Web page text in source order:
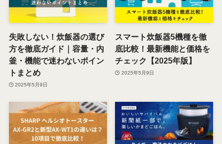
失敗しない！炊飯器の選び
方を徹底ガイド｜容量・内
釜・機能で迷わないポイン
トまとめ
2025年5月9日
スマート炊飯器5機種を徹
底比較！最新機能と価格を
チェック【2025年版】
2025年5月9日